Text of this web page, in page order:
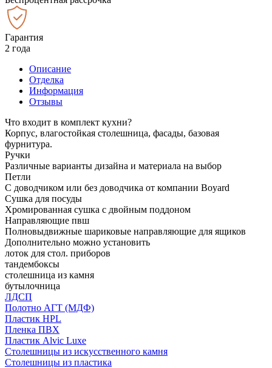
Гарантия
2 года
Описание
Отделка
Информация
Отзывы
Что входит в комплект кухни?
Корпус, влагостойкая столешница, фасады, базовая
фурнитура.
Ручки
Различные варианты дизайна и материала на выбор
Петли
С доводчиком или без доводчика от компании Boyard
Сушка для посуды
Хромированная сушка с двойным поддоном
Направляющие пвш
Полновыдвижные шариковые направляющие для ящиков
Дополнительно можно установить
лоток для стол. приборов
тандембоксы
столешница из камня
бутылочница
ЛДСП
Полотно АГТ (МДФ)
Пластик HPL
Пленка ПВХ
Пластик Alvic Luxe
Столешницы из искусственного камня
Столешницы из пластика